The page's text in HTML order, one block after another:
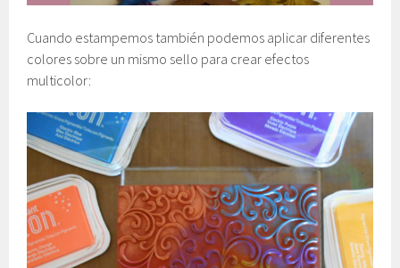
Cuando estampemos también podemos aplicar diferentes
colores sobre un mismo sello para crear efectos
multicolor: